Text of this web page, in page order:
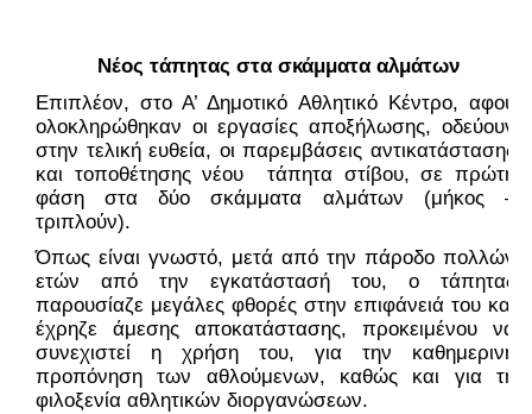
Νέος τάπητας στα σκάμματα αλμάτων
Επιπλέον, στο Α’ Δημοτικό Αθλητικό Κέντρο, αφού
ολοκληρώθηκαν οι εργασίες αποξήλωσης, οδεύουν
στην τελική ευθεία, οι παρεμβάσεις αντικατάστασης
και τοποθέτησης νέου  τάπητα στίβου, σε πρώτη
φάση στα δύο σκάμματα αλμάτων (μήκος –
τριπλούν).
Όπως είναι γνωστό, μετά από την πάροδο πολλών
ετών από την εγκατάστασή του, ο τάπητας
παρουσίαζε μεγάλες φθορές στην επιφάνειά του και
έχρηζε άμεσης αποκατάστασης, προκειμένου να
συνεχιστεί η χρήση του, για την καθημερινή
προπόνηση των αθλούμενων, καθώς και για τη
φιλοξενία αθλητικών διοργανώσεων.